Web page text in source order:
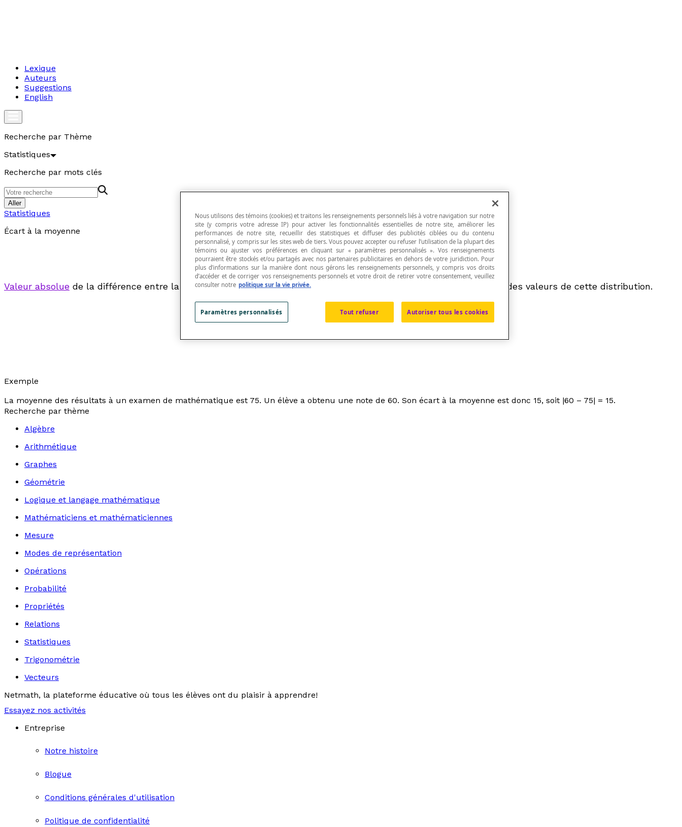
Lexique
Auteurs
Suggestions
English
Recherche par Thème
Statistiques
Recherche par mots clés
Aller
Statistiques
Écart à la moyenne
Valeur absolue de la différence entre la moyenne [latex]\overline{x}[/latex] d’une distribution statistique et l’une des valeurs de cette distribution.
Exemple
La moyenne des résultats à un examen de mathématique est 75. Un élève a obtenu une note de 60. Son écart à la moyenne est donc 15, soit |60 – 75| = 15.
Recherche par thème
Algèbre
Arithmétique
Graphes
Géométrie
Logique et langage mathématique
Mathématiciens et mathématiciennes
Mesure
Modes de représentation
Opérations
Probabilité
Propriétés
Relations
Statistiques
Trigonométrie
Vecteurs
Netmath, la plateforme éducative où tous les élèves ont du plaisir à apprendre!
Essayez nos activités
Entreprise
Notre histoire
Blogue
Conditions générales d'utilisation
Politique de confidentialité
Nous utilisons des témoins (cookies) et traitons les renseignements personnels liés à votre navigation sur notre
site (y compris votre adresse IP) pour activer les fonctionnalités essentielles de notre site, améliorer les
performances de notre site, recueillir des statistiques et diffuser des publicités ciblées ou du contenu
personnalisé, y compris sur les sites web de tiers. Vous pouvez accepter ou refuser l’utilisation de la plupart des
témoins ou ajuster vos préférences en cliquant sur « paramètres personnalisés ». Vos renseignements
pourraient être stockés et/ou partagés avec nos partenaires publicitaires en dehors de votre juridiction. Pour
plus d’informations sur la manière dont nous gérons les renseignements personnels, y compris vos droits
d’accéder et de corriger vos renseignements personnels et votre droit de retirer votre consentement, veuillez
consulter notre politique sur la vie privée.
Tout refuser Autoriser tous les cookies
Paramètres personnalisés